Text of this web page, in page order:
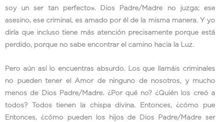
soy un ser tan perfecto». Dios Padre/Madre no juzga; ese
asesino, ese criminal, es amado por él de la misma manera. Y yo
diría que incluso tiene más atención precisamente porque está
perdido, porque no sabe encontrar el camino hacia la Luz.
Pero aún así lo encuentras absurdo. Los que llamáis criminales
no pueden tener el Amor de ninguno de nosotros, y mucho
menos de Dios Padre/Madre. ¿Por qué no? ¿Quién los creó a
todos? Todos tienen la chispa divina. Entonces, ¿cómo pue
Entonces, ¿cómo pueden los hijos de Dios Padre/Madre ser